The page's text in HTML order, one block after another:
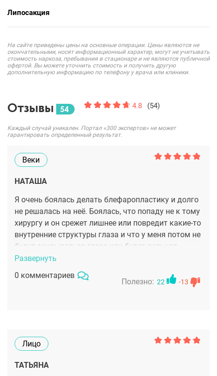
Липосакция
На сайте приведены цены на основные операции. Цены являются не
окончательными, носят информационный характер, могут не учитывать
стоимость наркоза, пребывания в стационаре и не являются публичной
офертой. Вы можете уточнить стоимость и получить другую
дополнительную информацию по телефону у врача или клиники.
Отзывы 54 4.8 (54)
Каждый случай уникален. Портал «300 экспертов» не может
гарантировать определенный результат.
Веки
НАТАША
Я очень боялась делать блефаропластику и долго
не решалась на неё. Боялась, что попаду не к тому
хирургу и он срежет лишнее или повредит какие-то
внутренние структуры глаза и что у меня потом не
будут закрываться глаза или будет сильная
асимметрия. При этом в интернете пишут, что
операция лёгкая, но куча изуродованных век(((. Я
делала лазерную обработку век , пробовала
работ и они оставили только положительные
впечатления, даже рубцов совсм не видно после
его операций. Записалась к нему на приём и к ещё
Развернуть
0 комментариев
Полезно: 22 -13
Лицо
ТАТЬЯНА